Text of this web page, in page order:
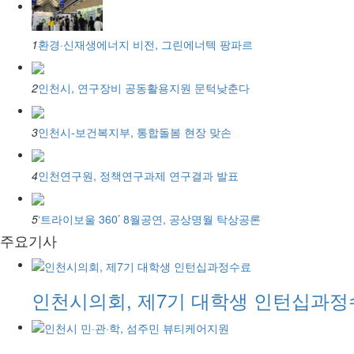
1환경·신재생에너지 비전, 그린에너텍 팡파르
2인천시, 연구장비 공동활용지원 문턱낮춘다
3인천시-보건복지부, 통합돌봄 현장 맞손
4인천연구원, 정책연구과제 연구결과 발표
5‘트라이보울 360’ 8월공연, 공상명월 탁상공론
주요기사
인천시의회, 제7기 대학생 인턴십과